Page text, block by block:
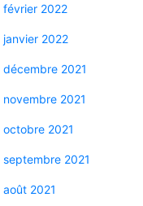
février 2022
janvier 2022
décembre 2021
novembre 2021
octobre 2021
septembre 2021
août 2021